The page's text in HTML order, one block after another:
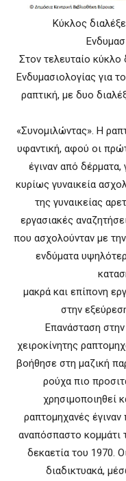
Κύκλος
Στον τελευταίο κύκλο
Ενδυμασιολογίας για
ραπτική, με δυο
«Συνομιλώντας». Η
υφαντική, αφού οι
έγιναν από
κυρίως γυναικεία
της γυναικείας
εργασιακές
που ασχολούνταν με
ενδύματα
μακρά και επίπονη
στην
Επανάσταση
χειροκίνητης
βοήθησε στη μαζική
ρούχα πιο
χρησιμοποιηθεί
ραπτομηχανές
αναπόσπαστο κομμάτι
δεκαετία του 1970.
διαδικτυακά,